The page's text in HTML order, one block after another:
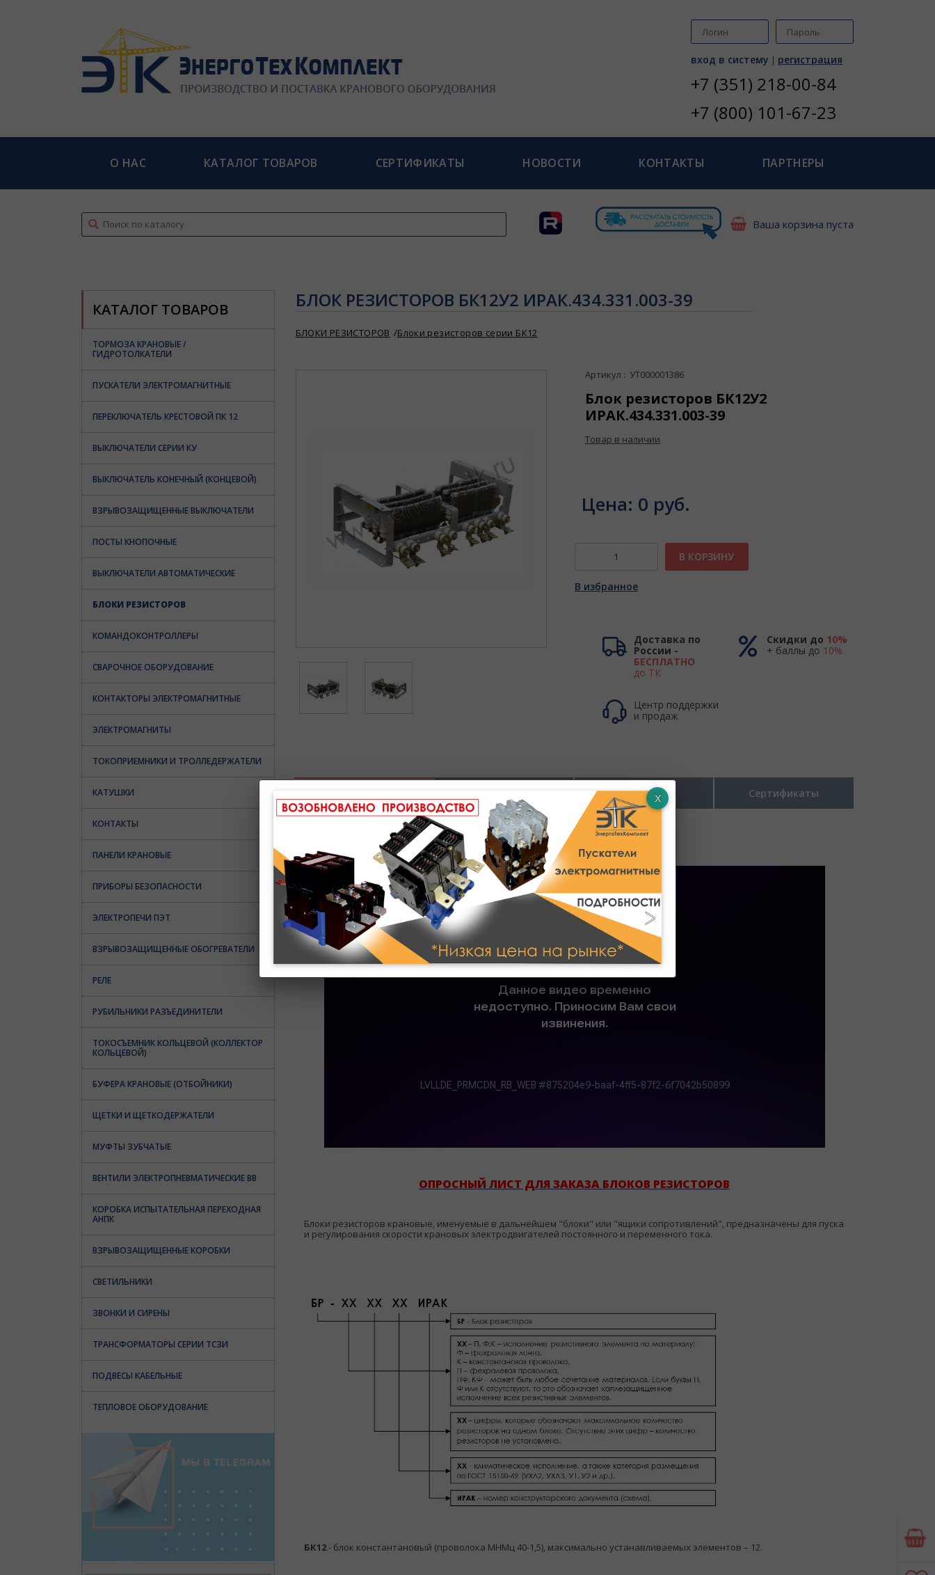
вход в систему | регистрация
+7 (351) 218-00-84
+7 (800) 101-67-23
О НАС КАТАЛОГ ТОВАРОВ СЕРТИФИКАТЫ НОВОСТИ КОНТАКТЫ ПАРТНЕРЫ
Ваша корзина пуста
КАТАЛОГ ТОВАРОВ
ТОРМОЗА КРАНОВЫЕ /
ГИДРОТОЛКАТЕЛИ
ПУСКАТЕЛИ ЭЛЕКТРОМАГНИТНЫЕ
ПЕРЕКЛЮЧАТЕЛЬ КРЕСТОВОЙ ПК 12
ВЫКЛЮЧАТЕЛИ СЕРИИ КУ
ВЫКЛЮЧАТЕЛЬ КОНЕЧНЫЙ (КОНЦЕВОЙ)
ВЗРЫВОЗАЩИЩЕННЫЕ ВЫКЛЮЧАТЕЛИ
ПОСТЫ КНОПОЧНЫЕ
ВЫКЛЮЧАТЕЛИ АВТОМАТИЧЕСКИЕ
БЛОКИ РЕЗИСТОРОВ
КОМАНДОКОНТРОЛЛЕРЫ
СВАРОЧНОЕ ОБОРУДОВАНИЕ
КОНТАКТОРЫ ЭЛЕКТРОМАГНИТНЫЕ
ЭЛЕКТРОМАГНИТЫ
ТОКОПРИЕМНИКИ И ТРОЛЛЕДЕРЖАТЕЛИ
КАТУШКИ
КОНТАКТЫ
ПАНЕЛИ КРАНОВЫЕ
ПРИБОРЫ БЕЗОПАСНОСТИ
ЭЛЕКТРОПЕЧИ ПЭТ
ВЗРЫВОЗАЩИЩЕННЫЕ ОБОГРЕВАТЕЛИ
РЕЛЕ
РУБИЛЬНИКИ РАЗЪЕДИНИТЕЛИ
ТОКОСЪЕМНИК КОЛЬЦЕВОЙ (КОЛЛЕКТОР
КОЛЬЦЕВОЙ)
БУФЕРА КРАНОВЫЕ (ОТБОЙНИКИ)
ЩЕТКИ И ЩЕТКОДЕРЖАТЕЛИ
МУФТЫ ЗУБЧАТЫЕ
ВЕНТИЛИ ЭЛЕКТРОПНЕВМАТИЧЕСКИЕ ВВ
КОРОБКА ИСПЫТАТЕЛЬНАЯ ПЕРЕХОДНАЯ
АНПК
ВЗРЫВОЗАЩИЩЕННЫЕ КОРОБКИ
СВЕТИЛЬНИКИ
ЗВОНКИ И СИРЕНЫ
ТРАНСФОРМАТОРЫ СЕРИИ ТСЗИ
ПОДВЕСЫ КАБЕЛЬНЫЕ
ТЕПЛОВОЕ ОБОРУДОВАНИЕ
БЛОК РЕЗИСТОРОВ БК12У2 ИРАК.434.331.003-39
БЛОКИ РЕЗИСТОРОВ Блоки резисторов серии БК12
Артикул : УТ000001386
Блок резисторов БК12У2
ИРАК.434.331.003-39
Товар в наличии
Цена: 0 руб.
В КОРЗИНУ
В избранное
Доставка по
России -
БЕСПЛАТНО
до ТК
Скидки до 10%
+ баллы до 10%
Центр поддержки
и продаж
Размеры Сертификаты
ОПРОСНЫЙ ЛИСТ ДЛЯ ЗАКАЗА БЛОКОВ РЕЗИСТОРОВ
Блоки резисторов крановые, именуемые в дальнейшем "блоки" или "ящики сопротивлений", предназначены для пуска
и регулирования скорости крановых электродвигателей постоянного и переменного тока.
БК12- блок константановый (проволока МНМц 40-1,5), максимально устанавливаемых элементов – 12.